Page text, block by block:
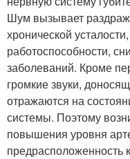
Шум вызывает
хронической
работоспособности,
заболеваний. Кроме
громкие звуки,
отражаются на
системы. Поэтому
повышения уровня
предрасположенность